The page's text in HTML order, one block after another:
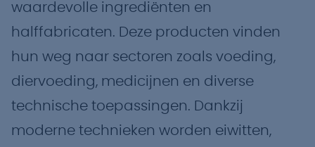
waardevolle ingrediënten en
halffabricaten. Deze producten vinden
hun weg naar sectoren zoals voeding,
diervoeding, medicijnen en diverse
technische toepassingen. Dankzij
moderne technieken worden eiwitten,